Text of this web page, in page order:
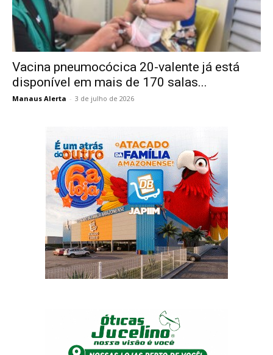
Vacina pneumocócica 20-valente já está
disponível em mais de 170 salas...
Manaus Alerta - 3 de julho de 2026